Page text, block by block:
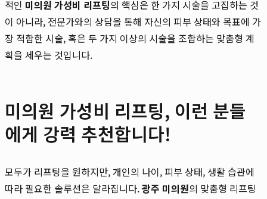
적인 미의원 가성비 리프팅의 핵심은 한 가지 시술을 고집하는 것
이 아니라, 전문가와의 상담을 통해 자신의 피부 상태와 목표에 가
장 적합한 시술, 혹은 두 가지 이상의 시술을 조합하는 맞춤형 계
획을 세우는 것입니다.
미의원 가성비 리프팅, 이런 분들
에게 강력 추천합니다!
모두가 리프팅을 원하지만, 개인의 나이, 피부 상태, 생활 습관에
따라 필요한 솔루션은 달라집니다.광주 미의원의 맞춤형 리프팅